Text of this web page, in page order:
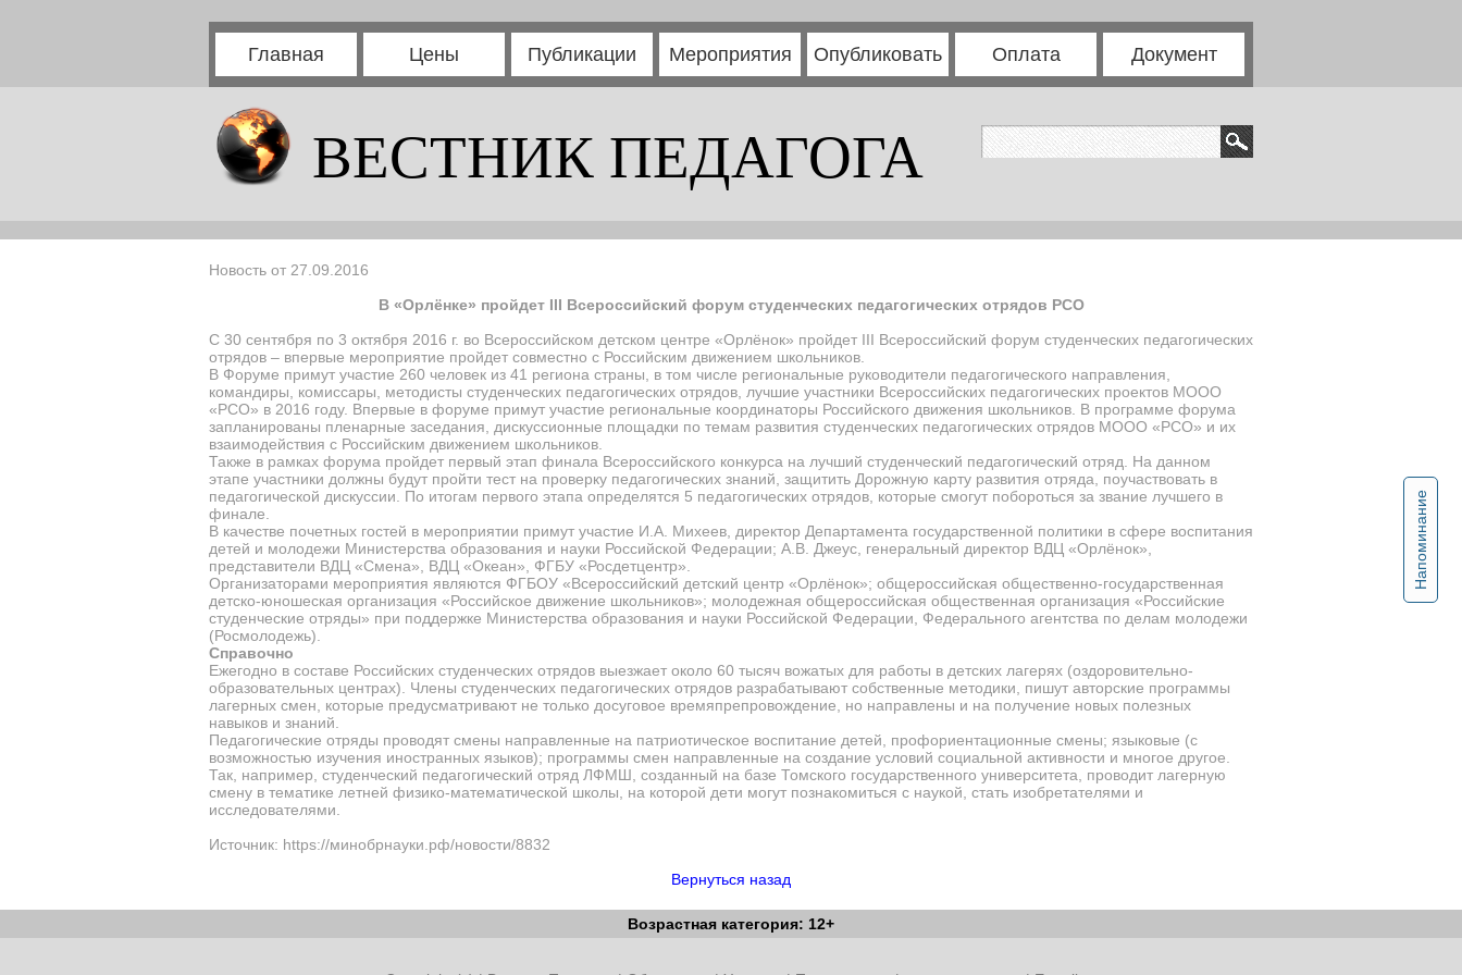
Главная Цены Публикации Мероприятия Опубликовать Оплата Документ
ВЕСТНИК ПЕДАГОГА
Напоминание
Новость от 27.09.2016
В «Орлёнке» пройдет III Всероссийский форум студенческих педагогических отрядов РСО
С 30 сентября по 3 октября 2016 г. во Всероссийском детском центре «Орлёнок» пройдет III Всероссийский форум студенческих педагогических
отрядов – впервые мероприятие пройдет совместно с Российским движением школьников.
В Форуме примут участие 260 человек из 41 региона страны, в том числе региональные руководители педагогического направления,
командиры, комиссары, методисты студенческих педагогических отрядов, лучшие участники Всероссийских педагогических проектов МООО
«РСО» в 2016 году. Впервые в форуме примут участие региональные координаторы Российского движения школьников. В программе форума
запланированы пленарные заседания, дискуссионные площадки по темам развития студенческих педагогических отрядов МООО «РСО» и их
взаимодействия с Российским движением школьников.
Также в рамках форума пройдет первый этап финала Всероссийского конкурса на лучший студенческий педагогический отряд. На данном
этапе участники должны будут пройти тест на проверку педагогических знаний, защитить Дорожную карту развития отряда, поучаствовать в
педагогической дискуссии. По итогам первого этапа определятся 5 педагогических отрядов, которые смогут побороться за звание лучшего в
финале.
В качестве почетных гостей в мероприятии примут участие И.А. Михеев, директор Департамента государственной политики в сфере воспитания
детей и молодежи Министерства образования и науки Российской Федерации; А.В. Джеус, генеральный директор ВДЦ «Орлёнок»,
представители ВДЦ «Смена», ВДЦ «Океан», ФГБУ «Росдетцентр».
Организаторами мероприятия являются ФГБОУ «Всероссийский детский центр «Орлёнок»; общероссийская общественно-государственная
детско-юношеская организация «Российское движение школьников»; молодежная общероссийская общественная организация «Российские
студенческие отряды» при поддержке Министерства образования и науки Российской Федерации, Федерального агентства по делам молодежи
(Росмолодежь).
Справочно
Ежегодно в составе Российских студенческих отрядов выезжает около 60 тысяч вожатых для работы в детских лагерях (оздоровительно-
образовательных центрах). Члены студенческих педагогических отрядов разрабатывают собственные методики, пишут авторские программы
лагерных смен, которые предусматривают не только досуговое времяпрепровождение, но направлены и на получение новых полезных
навыков и знаний.
Педагогические отряды проводят смены направленные на патриотическое воспитание детей, профориентационные смены; языковые (с
возможностью изучения иностранных языков); программы смен направленные на создание условий социальной активности и многое другое.
Так, например, студенческий педагогический отряд ЛФМШ, созданный на базе Томского государственного университета, проводит лагерную
смену в тематике летней физико-математической школы, на которой дети могут познакомиться с наукой, стать изобретателями и
исследователями.
Источник: https://минобрнауки.рф/новости/8832
Вернуться назад
Возрастная категория: 12+